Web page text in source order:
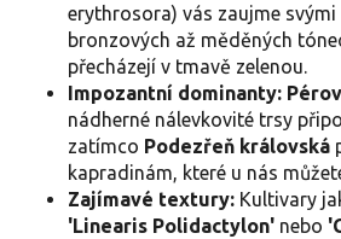
erythrosora) vás zaujme
bronzových až měděných
přecházejí v tmavě zelenou.
Impozantní dominanty:
nádherné nálevkovité trsy
zatímco Podezřeň královská
kapradinám, které u nás
Zajímavé textury: Kultivary
'Linearis Polidactylon' nebo